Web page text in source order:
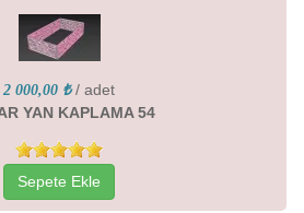
2 000,00 ₺ / adet
YAN KAPLAMA 54
Sepete Ekle